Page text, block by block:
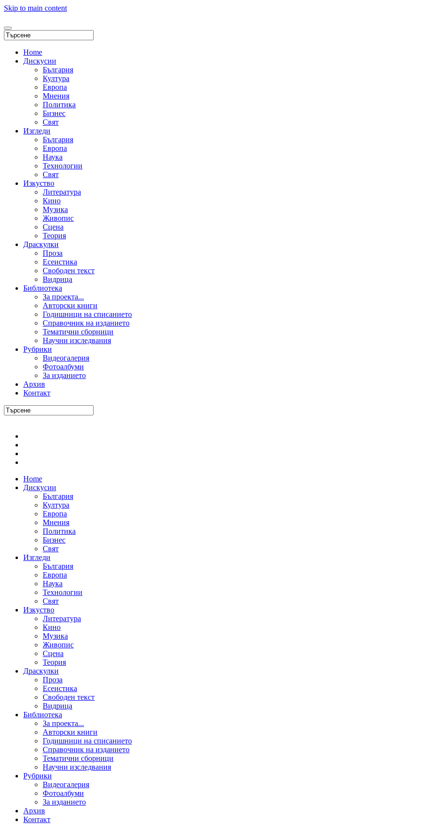
Skip to main content
Home
Дискусии
България
Култура
Европа
Мнения
Политика
Бизнес
Свят
Изгледи
България
Европа
Наука
Технологии
Свят
Изкуство
Литература
Кино
Музика
Живопис
Сцена
Теория
Драскулки
Проза
Есеистика
Свободен текст
Видрица
Библиотека
За проекта...
Авторски книги
Годишници на списанието
Справочник на изданието
Тематични сборници
Научни изследвания
Рубрики
Видеогалерия
Фотоалбуми
За изданието
Архив
Контакт
Home
Дискусии
България
Култура
Европа
Мнения
Политика
Бизнес
Свят
Изгледи
България
Европа
Наука
Технологии
Свят
Изкуство
Литература
Кино
Музика
Живопис
Сцена
Теория
Драскулки
Проза
Есеистика
Свободен текст
Видрица
Библиотека
За проекта...
Авторски книги
Годишници на списанието
Справочник на изданието
Тематични сборници
Научни изследвания
Рубрики
Видеогалерия
Фотоалбуми
За изданието
Архив
Контакт